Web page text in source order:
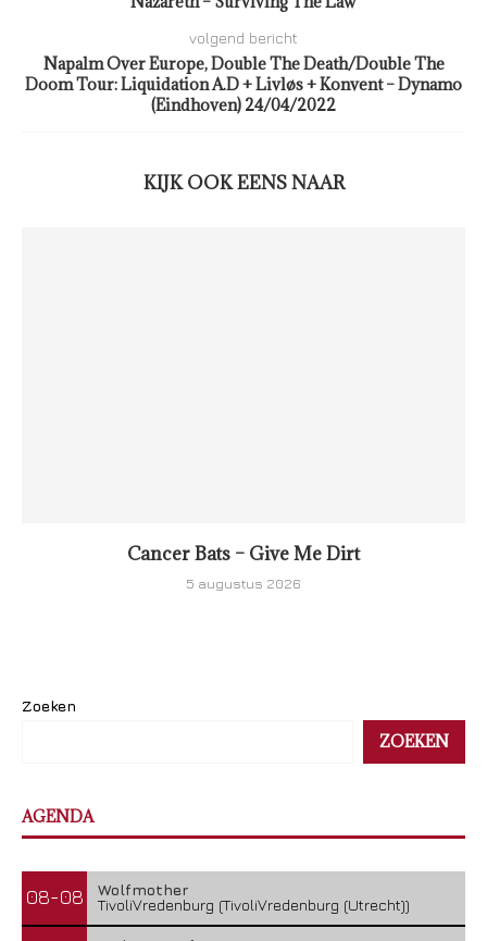
volgend bericht
Napalm Over Europe, Double The Death/Double The
Doom Tour: Liquidation A.D + Livløs + Konvent – Dynamo
(Eindhoven) 24/04/2022
KIJK OOK EENS NAAR
Cancer Bats – Give Me Dirt
5 augustus 2026
Zoeken
ZOEKEN
AGENDA
08-08
Wolfmother
TivoliVredenburg (TivoliVredenburg (Utrecht))